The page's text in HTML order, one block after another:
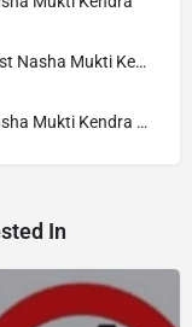
Best Nasha Mukti Kendra
Nasha Mukti Kendra Morang
In